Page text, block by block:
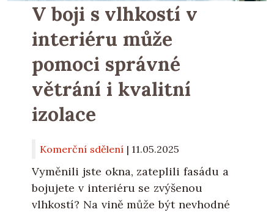
V boji s vlhkostí v
interiéru může
pomoci správné
větrání i kvalitní
izolace
Komerční sdělení | 11.05.2025
Vyměnili jste okna, zateplili fasádu a
bojujete v interiéru se zvýšenou
vlhkostí? Na vině může být nevhodné